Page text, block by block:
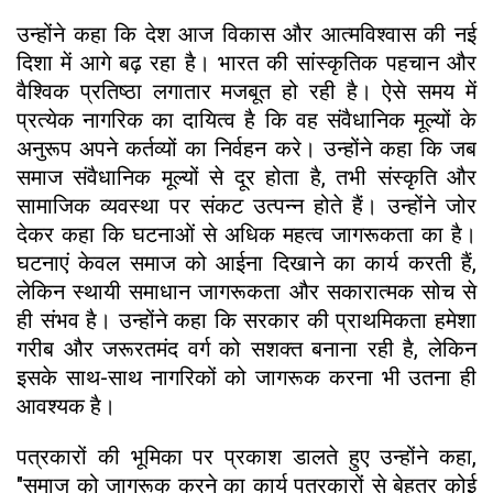
उन्होंने कहा कि देश आज विकास और आत्मविश्वास की नई
दिशा में आगे बढ़ रहा है। भारत की सांस्कृतिक पहचान और
वैश्विक प्रतिष्ठा लगातार मजबूत हो रही है। ऐसे समय में
प्रत्येक नागरिक का दायित्व है कि वह संवैधानिक मूल्यों के
अनुरूप अपने कर्तव्यों का निर्वहन करे। उन्होंने कहा कि जब
समाज संवैधानिक मूल्यों से दूर होता है, तभी संस्कृति और
सामाजिक व्यवस्था पर संकट उत्पन्न होते हैं। उन्होंने जोर
देकर कहा कि घटनाओं से अधिक महत्व जागरूकता का है।
घटनाएं केवल समाज को आईना दिखाने का कार्य करती हैं,
लेकिन स्थायी समाधान जागरूकता और सकारात्मक सोच से
ही संभव है। उन्होंने कहा कि सरकार की प्राथमिकता हमेशा
गरीब और जरूरतमंद वर्ग को सशक्त बनाना रही है, लेकिन
इसके साथ-साथ नागरिकों को जागरूक करना भी उतना ही
आवश्यक है।
पत्रकारों की भूमिका पर प्रकाश डालते हुए उन्होंने कहा,
"समाज को जागरूक करने का कार्य पत्रकारों से बेहतर कोई